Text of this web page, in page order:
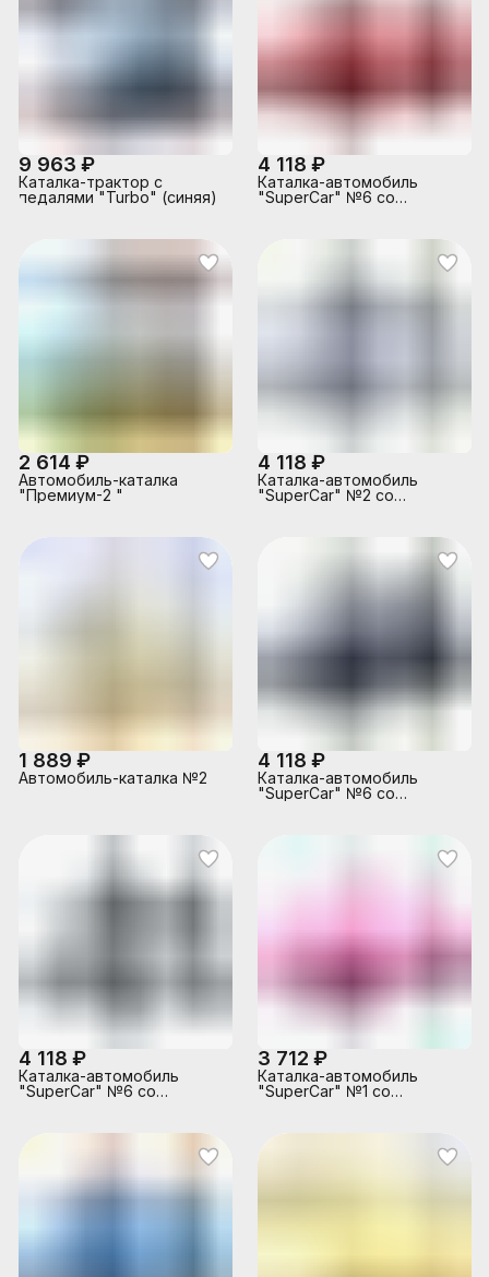
9 963 ₽
Каталка-трактор с
педалями "Turbo" (синяя)
4 118 ₽
Каталка-автомобиль
"SuperCar" №6 со
2 614 ₽
Автомобиль-каталка
"Премиум-2 "
4 118 ₽
Каталка-автомобиль
"SuperCar" №2 со
1 889 ₽
Автомобиль-каталка №2
4 118 ₽
Каталка-автомобиль
"SuperCar" №6 со
4 118 ₽
Каталка-автомобиль
"SuperCar" №6 со
3 712 ₽
Каталка-автомобиль
"SuperCar" №1 со